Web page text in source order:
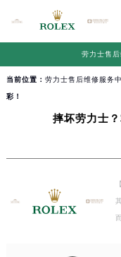
劳力士售
当前位置： 劳力士售后维修服务
彩！
摔坏劳力士